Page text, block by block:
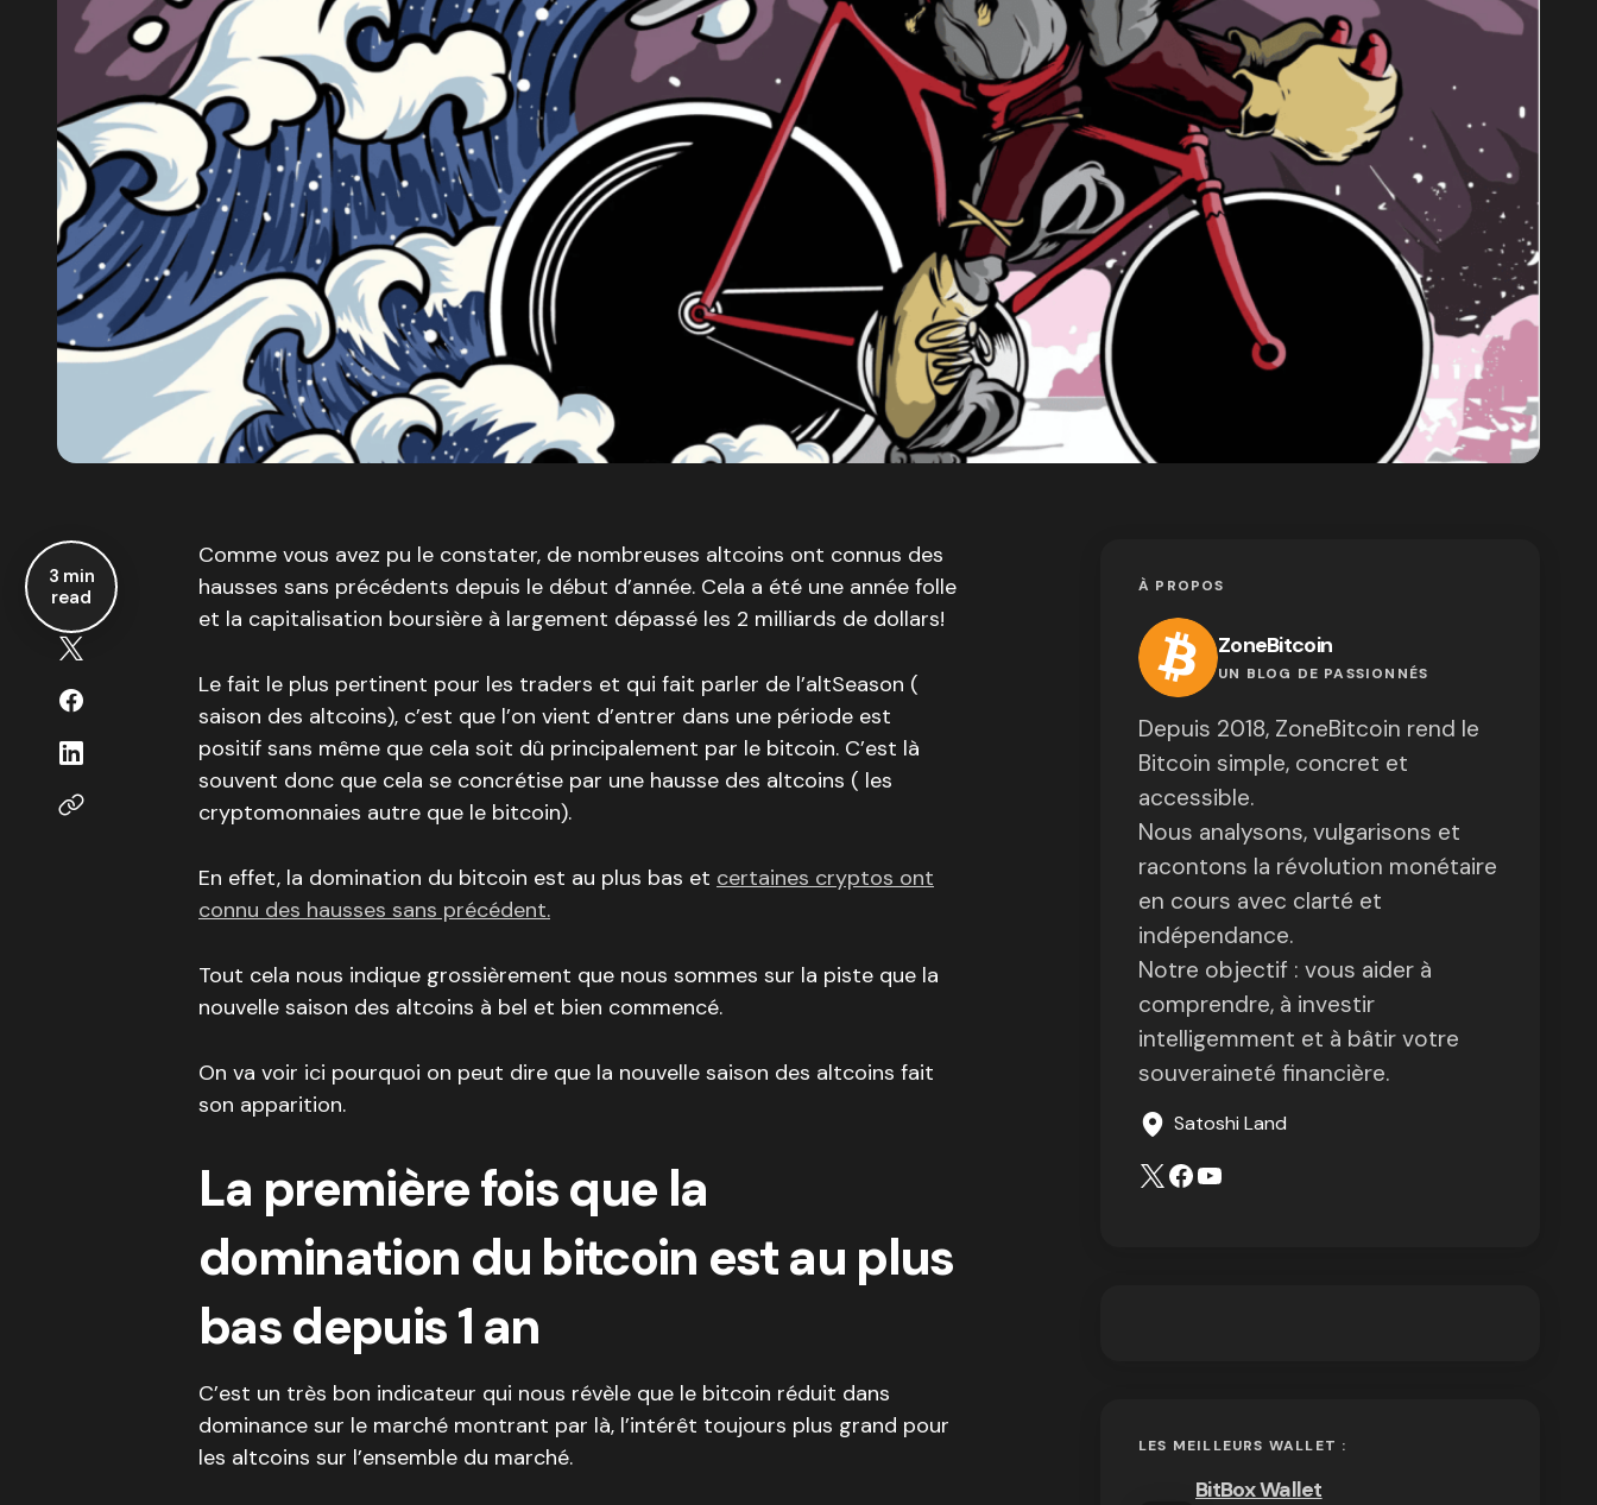
3 min
read
Comme vous avez pu le constater, de nombreuses altcoins ont connus des
hausses sans précédents depuis le début d’année. Cela a été une année folle
et la capitalisation boursière à largement dépassé les 2 milliards de dollars!
Le fait le plus pertinent pour les traders et qui fait parler de l’altSeason (
saison des altcoins), c’est que l’on vient d’entrer dans une période est
positif sans même que cela soit dû principalement par le bitcoin. C’est là
souvent donc que cela se concrétise par une hausse des altcoins ( les
cryptomonnaies autre que le bitcoin).
En effet, la domination du bitcoin est au plus bas et certaines cryptos ont
connu des hausses sans précédent.
Tout cela nous indique grossièrement que nous sommes sur la piste que la
nouvelle saison des altcoins à bel et bien commencé.
On va voir ici pourquoi on peut dire que la nouvelle saison des altcoins fait
son apparition.
La première fois que la
domination du bitcoin est au plus
bas depuis 1 an
C’est un très bon indicateur qui nous révèle que le bitcoin réduit dans
dominance sur le marché montrant par là, l’intérêt toujours plus grand pour
les altcoins sur l’ensemble du marché.
À PROPOS
ZoneBitcoin
UN BLOG DE PASSIONNÉS
Depuis 2018, ZoneBitcoin rend le
Bitcoin simple, concret et
accessible.
Nous analysons, vulgarisons et
racontons la révolution monétaire
en cours avec clarté et
indépendance.
Notre objectif : vous aider à
comprendre, à investir
intelligemment et à bâtir votre
souveraineté financière.
Satoshi Land
LES MEILLEURS WALLET :
BitBox Wallet